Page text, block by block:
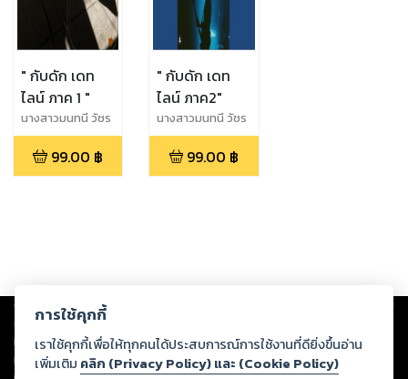
" กับดัก เดท
ไลน์ ภาค 1 "
นางสาวมนทนี วัชร
ฤทธิ์
99.00 ฿
" กับดัก เดท
ไลน์ ภาค2"
นางสาวมนทนี วัชร
ฤทธิ์
99.00 ฿
Copyright © 2026
ต่อผลงานหรือเนื้อหาใดที่อัปโหลดผ่านเว็บไซต์และปรากฏว่าละเมิดสิทธิใน
ทรัพย์สินทางปัญญาของบุคคลอื่นหรือขัดต่อกฎหมายและศีลธรรม ดังนั้น ผู้อ่าน
ทุกท่านโปรดใช้วิจารณญาณในการกลั่นกรองด้วยตนเอง และหากท่านพบว่าส่วน
การใช้คุกกี้
เราใช้คุกกี้เพื่อให้ทุกคนได้ประสบการณ์การใช้งานที่ดียิ่งขึ้นอ่าน
เพิ่มเติม คลิก (Privacy Policy) และ (Cookie Policy)